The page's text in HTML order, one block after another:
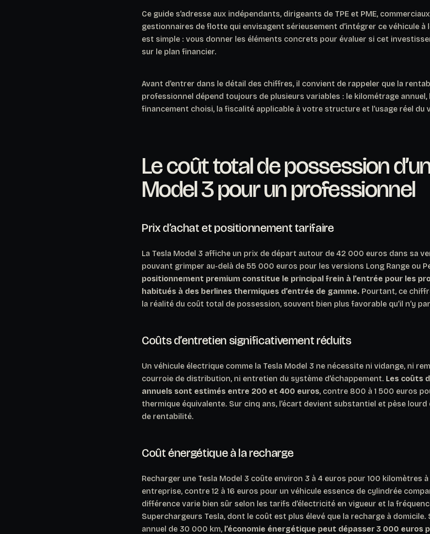
Ce guide s’adresse aux indépendants, dirigeants de TPE et PME,
gestionnaires de flotte qui envisagent sérieusement d’intégrer ce véhicule à
est simple : vous donner les éléments concrets pour évaluer si cet
sur le plan financier.
Avant d’entrer dans le détail des chiffres, il convient de rappeler que la
professionnel dépend toujours de plusieurs variables : le kilométrage annuel,
financement choisi, la fiscalité applicable à votre structure et l’usage réel du
Le coût total de possession
Model 3 pour un professionnel
Prix d’achat et positionnement tarifaire
La Tesla Model 3 affiche un prix de départ autour de 42 000 euros dans sa
pouvant grimper au-delà de 55 000 euros pour les versions Long Range ou
positionnement premium constitue le principal frein à l’entrée pour les
habitués à des berlines thermiques d’entrée de gamme. Pourtant, ce
la réalité du coût total de possession, souvent bien plus favorable qu’il n’y
Coûts d’entretien significativement réduits
Un véhicule électrique comme la Tesla Model 3 ne nécessite ni vidange, ni
courroie de distribution, ni entretien du système d’échappement. Les coûts
annuels sont estimés entre 200 et 400 euros, contre 800 à 1 500 euros
thermique équivalente. Sur cinq ans, l’écart devient substantiel et pèse lourd
de rentabilité.
Coût énergétique à la recharge
Recharger une Tesla Model 3 coûte environ 3 à 4 euros pour 100 kilomètres
entreprise, contre 12 à 16 euros pour un véhicule essence de cylindrée
différence varie bien sûr selon les tarifs d’électricité en vigueur et la
Superchargeurs Tesla, dont le coût est plus élevé que la recharge à domicile.
annuel de 30 000 km, l’économie énergétique peut dépasser 3 000 euros